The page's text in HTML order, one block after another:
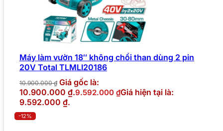
Máy làm vườn 18″ không chổi than dùng 2 pin
20V Total TLMLI20186
10.900.000₫ Giá gốc là:
10.900.000 ₫.9.592.000 ₫Giá hiện tại là:
9.592.000 ₫.
-12%